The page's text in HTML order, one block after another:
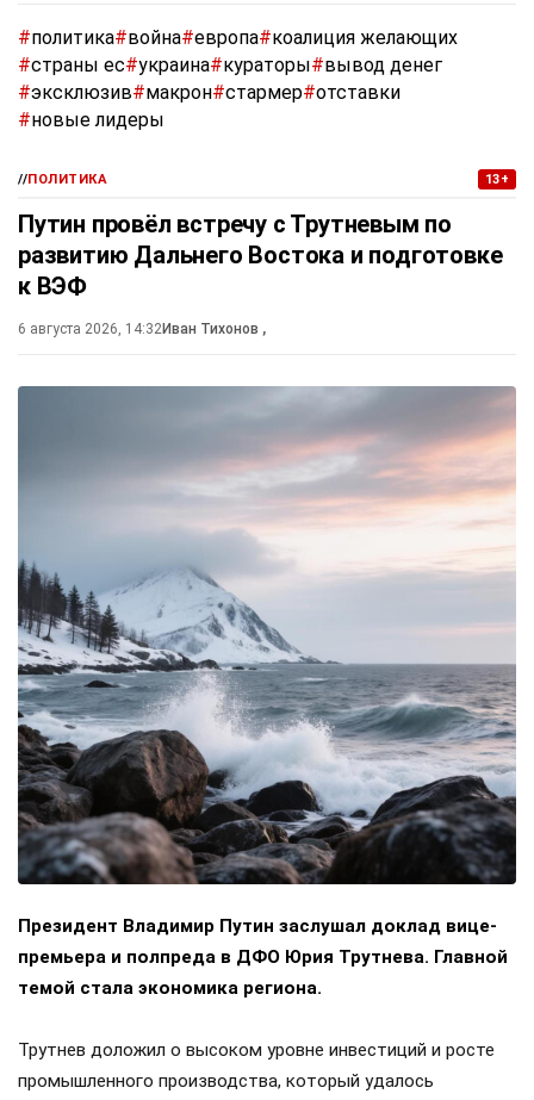
#политика#война#европа#коалиция желающих
#страны ес#украина#кураторы#вывод денег
#эксклюзив#макрон#стармер#отставки
#новые лидеры
//ПОЛИТИКА 13+
Путин провёл встречу с Трутневым по
развитию Дальнего Востока и подготовке
к ВЭФ
6 августа 2026, 14:32Иван Тихонов ,
Президент Владимир Путин заслушал доклад вице-
премьера и полпреда в ДФО Юрия Трутнева. Главной
темой стала экономика региона.
Трутнев доложил о высоком уровне инвестиций и росте
промышленного производства, который удалось